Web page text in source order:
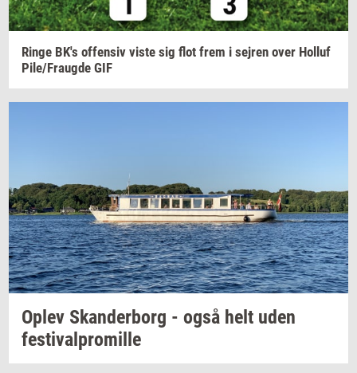
Ringe BK's of­fen­siv viste sig flot frem i sej­ren over Hol­luf
Pile/Fraug­de GIF
Oplev Skan­der­borg - også helt uden
festi­val­pro­mil­le